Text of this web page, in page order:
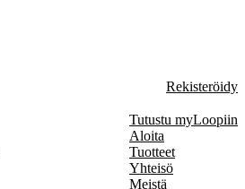
Rekisteröidy
Tutustu myLoopiin
Aloita
Tuotteet
Yhteisö
Meistä